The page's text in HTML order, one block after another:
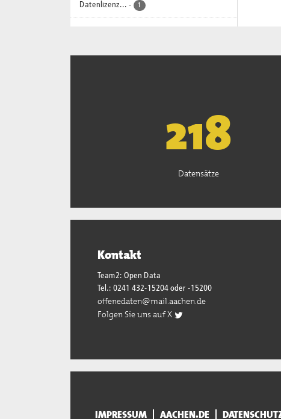
Datenlizenz... - 1
221
Datensätze
Kontakt
Team2: Open Data
Tel.: 0241 432-15204 oder -15200
offenedaten@mail.aachen.de
Folgen Sie uns auf X
IMPRESSUM AACHEN.DE